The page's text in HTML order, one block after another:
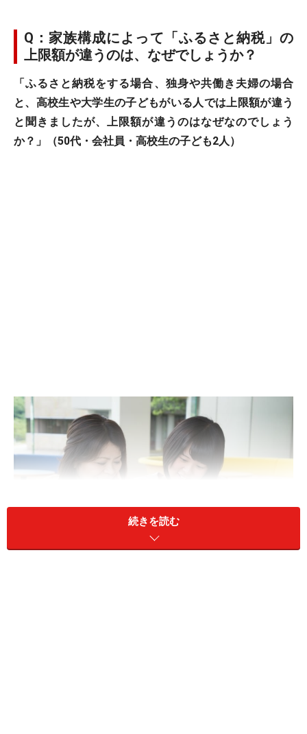
Q：家族構成によって「ふるさと納税」の
上限額が違うのは、なぜでしょうか？
「ふるさと納税をする場合、独身や共働き夫婦の場合
と、高校生や大学生の子どもがいる人では上限額が違う
と聞きましたが、上限額が違うのはなぜなのでしょう
か？」（50代・会社員・高校生の子ども2人）
続きを読む